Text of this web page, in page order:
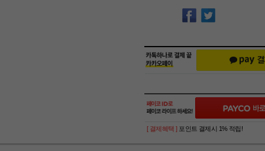
[ 결제혜택 ] 포인트 결제시 1% 적립!